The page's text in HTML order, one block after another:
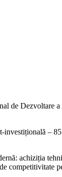
de Dezvoltare
–
achiziția
competitivitate